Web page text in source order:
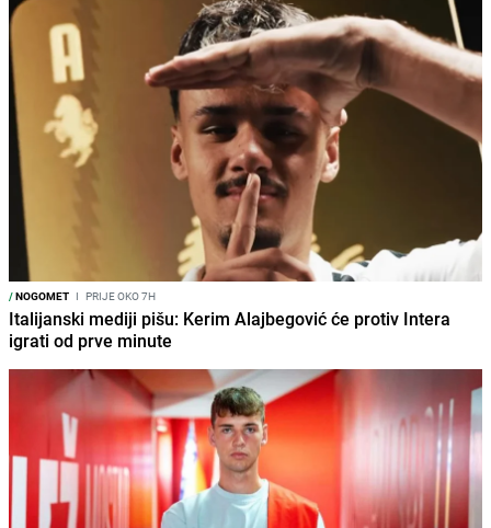
/NOGOMET I PRIJE OKO 7H
Italijanski mediji pišu: Kerim Alajbegović će protiv Intera
igrati od prve minute